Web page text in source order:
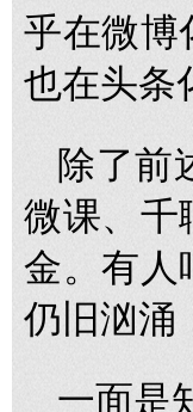
乎在微博
也在头条
除了前
微课、千
金。有人
仍旧汹涌
一面是